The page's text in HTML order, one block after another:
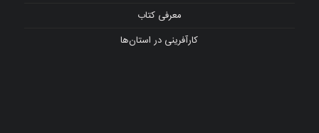
معرفی کتاب
کارآفرینی در استان‌ها